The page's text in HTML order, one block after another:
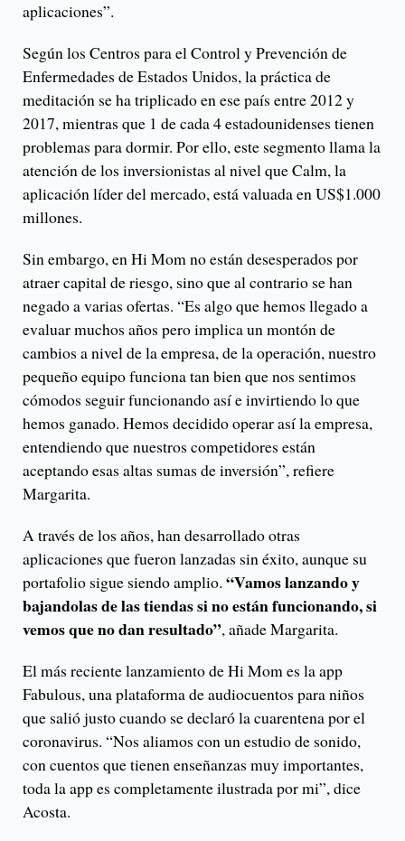
aplicaciones”.
Según los Centros para el Control y Prevención de
Enfermedades de Estados Unidos, la práctica de
meditación se ha triplicado en ese país entre 2012 y
2017, mientras que 1 de cada 4 estadounidenses tienen
problemas para dormir. Por ello, este segmento llama la
atención de los inversionistas al nivel que Calm, la
aplicación líder del mercado, está valuada en US$1.000
millones.
Sin embargo, en Hi Mom no están desesperados por
atraer capital de riesgo, sino que al contrario se han
negado a varias ofertas. “Es algo que hemos llegado a
evaluar muchos años pero implica un montón de
cambios a nivel de la empresa, de la operación, nuestro
pequeño equipo funciona tan bien que nos sentimos
cómodos seguir funcionando así e invirtiendo lo que
hemos ganado. Hemos decidido operar así la empresa,
entendiendo que nuestros competidores están
aceptando esas altas sumas de inversión”, refiere
Margarita.
A través de los años, han desarrollado otras
aplicaciones que fueron lanzadas sin éxito, aunque su
portafolio sigue siendo amplio. “Vamos lanzando y
bajandolas de las tiendas si no están funcionando, si
vemos que no dan resultado”, añade Margarita.
El más reciente lanzamiento de Hi Mom es la app
Fabulous, una plataforma de audiocuentos para niños
que salió justo cuando se declaró la cuarentena por el
coronavirus. “Nos aliamos con un estudio de sonido,
con cuentos que tienen enseñanzas muy importantes,
toda la app es completamente ilustrada por mi”, dice
Acosta.